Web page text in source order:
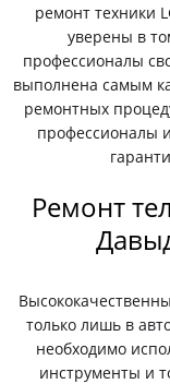
ремонт техники
уверены в
профессионалы
выполнена самым
ремонтных
профессионалы
Ремонт
только лишь в
необходимо
инструменты и